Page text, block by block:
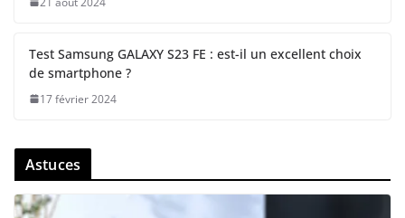
Test Samsung GALAXY S23 FE : est-il un excellent choix
de smartphone ?
17 février 2024
Astuces